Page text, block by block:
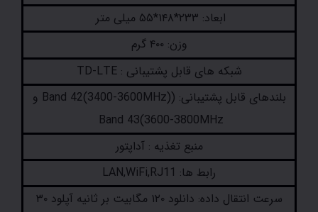
ابعاد: ۲۳۳*۱۴۸*۵۵ میلی متر
وزن: ۴۰۰ گرم
شبکه های قابل پشتیبانی : TD-LTE
بلندهای قابل پشتیبانی: (Band 42(3400-3600MHz) و
Band 43(3600-3800MHz
منبع تغذیه : آداپتور
رابط ها: LAN,WiFi,RJ11
سرعت انتقال داده: دانلود ۱۲۰ مگابیت بر ثانیه آپلود ۳۰